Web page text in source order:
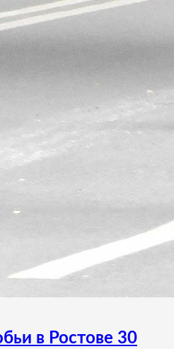
в Ростове 30